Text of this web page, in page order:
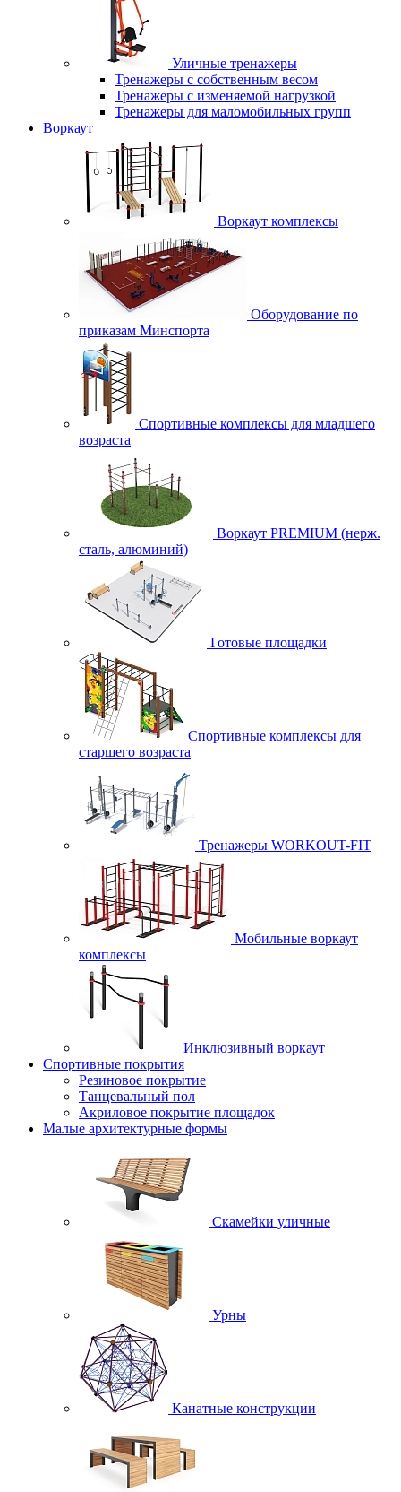
Уличные тренажеры
Тренажеры с собственным весом
Тренажеры с изменяемой нагрузкой
Тренажеры для маломобильных групп
Воркаут
Воркаут комплексы
Оборудование по
приказам Минспорта
Спортивные комплексы для младшего
возраста
Воркаут PREMIUM (нерж.
сталь, алюминий)
Готовые площадки
Спортивные комплексы для
старшего возраста
Тренажеры WORKOUT-FIT
Мобильные воркаут
комплексы
Инклюзивный воркаут
Спортивные покрытия
Резиновое покрытие
Танцевальный пол
Акриловое покрытие площадок
Малые архитектурные формы
Скамейки уличные
Урны
Канатные конструкции